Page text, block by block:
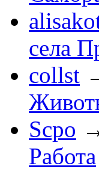
села
collst
Scpo
Работа